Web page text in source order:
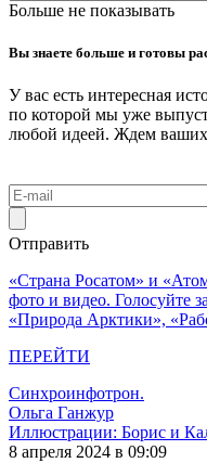
Больше не показывать
Вы знаете больше и готовы
У вас есть интересная
по которой мы уже
любой идеей. Ждем
Отправить
«Страна Росатом» и
фото и видео. Голосуйте
«Природа Арктики»,
ПЕРЕЙТИ
Синхроинфотрон.
Ольга Ганжур
Иллюстрации: Борис и
8 апреля 2024 в 09:09